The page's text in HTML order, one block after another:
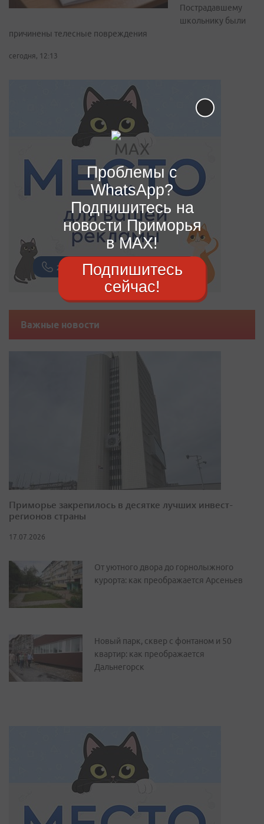
Пострадавшему
школьнику были
причинены телесные повреждения
сегодня, 12:13
Важные новости
Приморье закрепилось в десятке лучших инвест-
регионов страны
17.07.2026
От уютного двора до горнолыжного
курорта: как преображается Арсеньев
Новый парк, сквер с фонтаном и 50
квартир: как преображается
Дальнегорск
Проблемы с
WhatsApp?
Подпишитесь на
новости Приморья
в MAX!
Подпишитесь
сейчас!